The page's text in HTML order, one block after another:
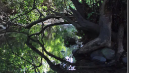
Оповещать о новых
простоподписаться на комментарии